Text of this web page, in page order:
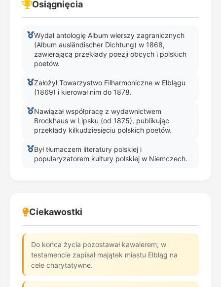
Osiągnięcia
Wydał antologię Album wierszy zagranicznych
(Album ausländischer Dichtung) w 1868,
zawierającą przekłady poezji obcych i polskich
poetów.
Założył Towarzystwo Filharmoniczne w Elblągu
(1869) i kierował nim do 1878.
Nawiązał współpracę z wydawnictwem
Brockhaus w Lipsku (od 1875), publikując
przekłady kilkudziesięciu polskich poetów.
Był tłumaczem literatury polskiej i
popularyzatorem kultury polskiej w Niemczech.
Ciekawostki
Do końca życia pozostawał kawalerem; w
testamencie zapisał majątek miastu Elbląg na
cele charytatywne.